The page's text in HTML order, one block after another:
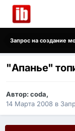
Запрос на создание
"Апанье"
Автор:coda,
14 Марта 2008 в